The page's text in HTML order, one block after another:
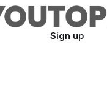
Sign up